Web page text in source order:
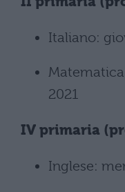
Italiano:
2021
IV primaria
Inglese: